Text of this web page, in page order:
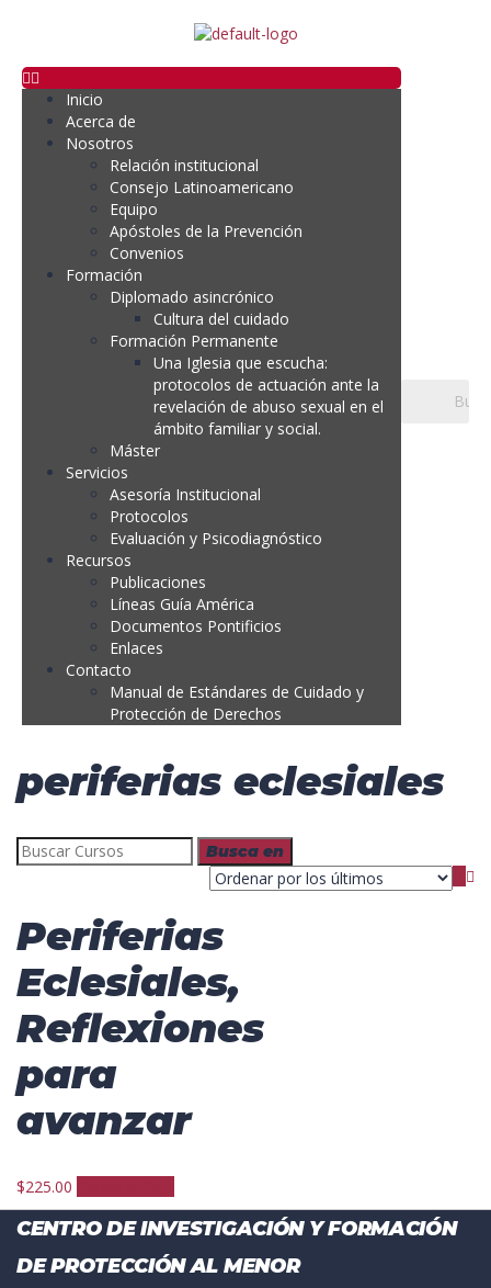
Inicio
Acerca de
Nosotros
Relación institucional
Consejo Latinoamericano
Equipo
Apóstoles de la Prevención
Convenios
Formación
Diplomado asincrónico
Cultura del cuidado
Formación Permanente
Una Iglesia que escucha:
protocolos de actuación ante la
revelación de abuso sexual en el
ámbito familiar y social.
Máster
Servicios
Asesoría Institucional
Protocolos
Evaluación y Psicodiagnóstico
Recursos
Publicaciones
Líneas Guía América
Documentos Pontificios
Enlaces
Contacto
Manual de Estándares de Cuidado y
Protección de Derechos
periferias eclesiales
Periferias
Eclesiales,
Reflexiones
para
avanzar
$225.00
CENTRO DE INVESTIGACIÓN Y FORMACIÓN
DE PROTECCIÓN AL MENOR